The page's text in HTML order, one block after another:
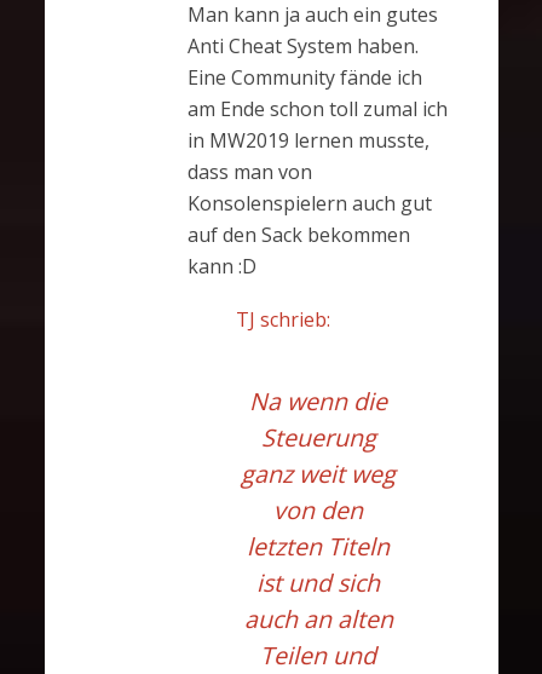
Man kann ja auch ein gutes
Anti Cheat System haben.
Eine Community fände ich
am Ende schon toll zumal ich
in MW2019 lernen musste,
dass man von
Konsolenspielern auch gut
auf den Sack bekommen
kann :D
TJ schrieb:
Na wenn die
Steuerung
ganz weit weg
von den
letzten Titeln
ist und sich
auch an alten
Teilen und